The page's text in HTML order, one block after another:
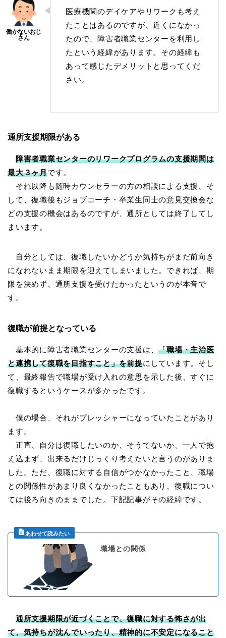
医療機関のデイケアやリワークも考え
たことはあるのですが、近くになかっ
たので、障害者職業センターを利用し
たという経緯があります。その経緯も
あって感じたデメリットと思ってくだ
さい。
通所支援期限がある
障害者職業センターのリワークプログラムの支援期間は
最大３ヶ月です。
それ以降も随時カウンセラーの方の相談による支援、そ
して、復職後もジョブコーチ・卒業生同士の意見交換会な
どの支援の機会はあるのですが、通所としては終了してし
まいます。
自分としては、復職したいかどうか気持ちがまだ前向き
になれないまま期限を迎えてしまいました。できれば、期
限を決めず、通所支援を受けたかったというのが本音で
す。
復職が前提となっている
基本的に障害者職業センターの支援は、「職場・主治医
と連携して復職を目指すこと」を前提にしています。そし
て、最終報告で職場が受け入れの意思を示した後、すぐに
復職するというケースが多かったです。
僕の場合、それがプレッシャーになっていたことがあり
ます。
正直、自分は復職したいのか、そうでないか、一人で抱
え込まず、出来るだけじっくり考えたいと言うのがありま
した。ただ、復職に対する自信がつかなかったこと、職場
との関係性があまり良くなかったこともあり、復職につい
ては後ろ向きのままでした。下記記事がその経緯です。
職場との関係
通所支援期限が近づくことで、復職に対する怖さが出
て、気持ちが沈んでいったり、精神的に不安定になること